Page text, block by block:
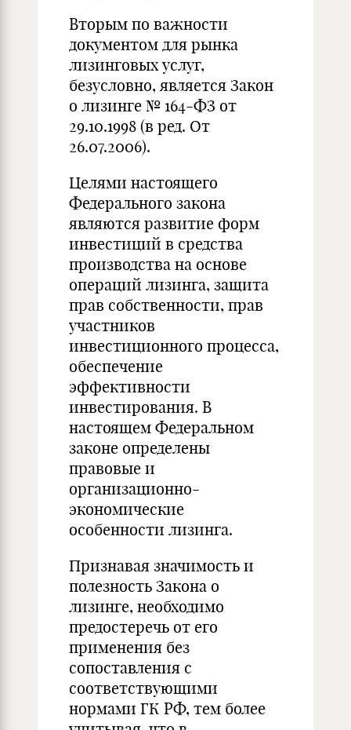
Вторым по важности
документом для рынка
лизинговых услуг,
безусловно, является Закон
о лизинге № 164-ФЗ от
29.10.1998 (в ред. От
26.07.2006).
Целями настоящего
Федерального закона
являются развитие форм
инвестиций в средства
производства на основе
операций лизинга, защита
прав собственности, прав
участников
инвестиционного процесса,
обеспечение
эффективности
инвестирования. В
настоящем Федеральном
законе определены
правовые и
организационно-
экономические
особенности лизинга.
Признавая значимость и
полезность Закона о
лизинге, необходимо
предостеречь от его
применения без
сопоставления с
соответствующими
нормами ГК РФ, тем более